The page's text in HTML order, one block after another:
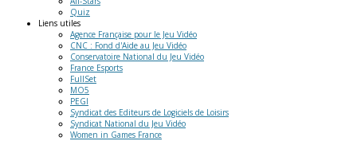
Quiz
Liens utiles
Agence Française pour le Jeu Vidéo
CNC : Fond d'Aide au Jeu Vidéo
Conservatoire National du Jeu Vidéo
France Esports
FullSet
MO5
PEGI
Syndicat des Editeurs de Logiciels de Loisirs
Syndicat National du Jeu Vidéo
Women in Games France